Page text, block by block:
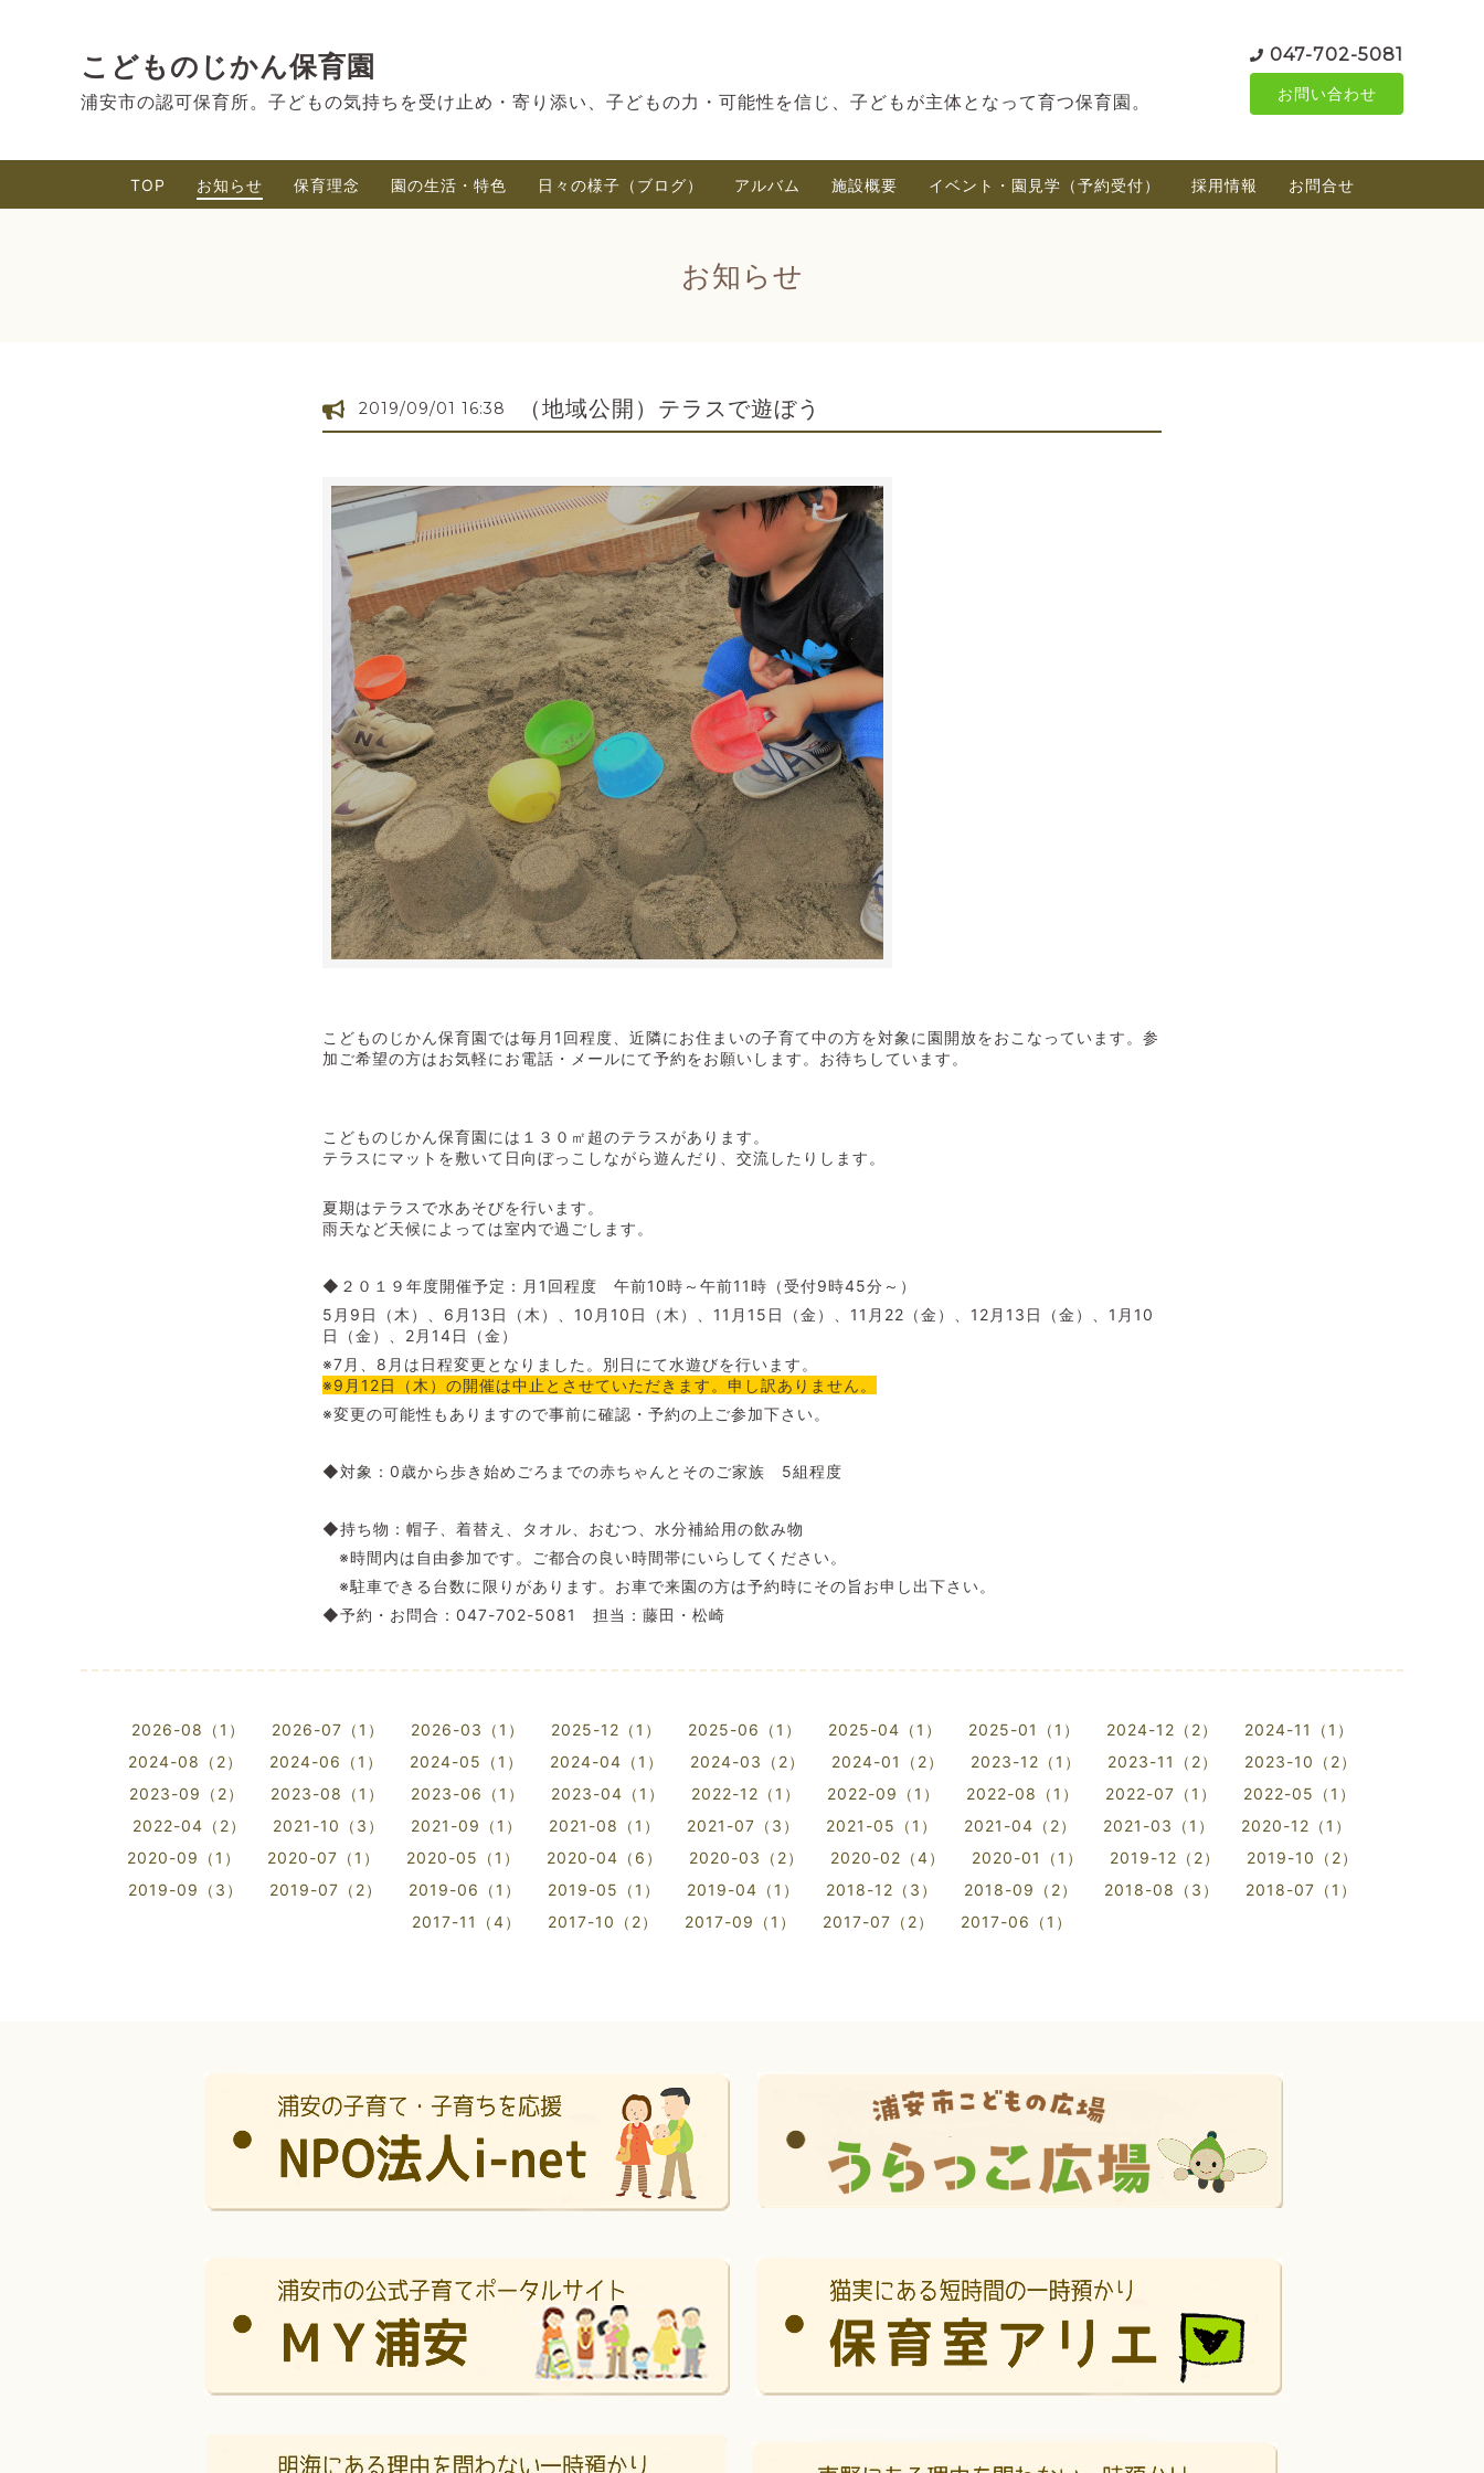
こどものじかん保育園
浦安市の認可保育所。子どもの気持ちを受け止め・寄り添い、子どもの力・可能性を信じ、子どもが主体となって育つ保育園。
047-702-5081
お問い合わせ
TOP お知らせ 保育理念 園の生活・特色 日々の様子（ブログ） アルバム 施設概要 イベント・園見学（予約受付） 採用情報 お問合せ
お知らせ
2019/09/01 16:38 （地域公開）テラスで遊ぼう
こどものじかん保育園では毎月1回程度、近隣にお住まいの子育て中の方を対象に園開放をおこなっています。参
加ご希望の方はお気軽にお電話・メールにて予約をお願いします。お待ちしています。
こどものじかん保育園には１３０㎡超のテラスがあります。
テラスにマットを敷いて日向ぼっこしながら遊んだり、交流したりします。
夏期はテラスで水あそびを行います。
雨天など天候によっては室内で過ごします。
◆２０１９年度開催予定：月1回程度 午前10時～午前11時（受付9時45分～）
5月9日（木）、6月13日（木）、 10月10日（木）、11月15日（金）、11月22（金）、12月13日（金）、1月10
日（金）、2月14日（金）
※7月、8月は日程変更となりました。別日にて水遊びを行います。
※9月12日（木）の開催は中止とさせていただきます。申し訳ありません。
※変更の可能性もありますので事前に確認・予約の上ご参加下さい。
◆対象：0歳から歩き始めごろまでの赤ちゃんとそのご家族 5組程度
◆持ち物：帽子、着替え、タオル、おむつ、水分補給用の飲み物
※時間内は自由参加です。ご都合の良い時間帯にいらしてください。
※駐車できる台数に限りがあります。お車で来園の方は予約時にその旨お申し出下さい。
◆予約・お問合：047-702-5081 担当：藤田・松崎
2026-08（1） 2026-07（1） 2026-03（1） 2025-12（1） 2025-06（1） 2025-04（1） 2025-01（1） 2024-12（2）
2024-11（1）
2024-08（2）
2024-06（1） 2024-05（1） 2024-04（1） 2024-03（2） 2024-01（2） 2023-12（1） 2023-11（2）
2023-10（2）
2023-09（2）
2023-08（1） 2023-06（1） 2023-04（1） 2022-12（1） 2022-09（1） 2022-08（1） 2022-07（1）
2022-05（1）
2022-04（2）
2021-10（3） 2021-09（1） 2021-08（1） 2021-07（3） 2021-05（1） 2021-04（2） 2021-03（1）
2020-12（1）
2020-09（1）
2020-07（1） 2020-05（1） 2020-04（6） 2020-03（2） 2020-02（4） 2020-01（1） 2019-12（2）
2019-10（2）
2019-09（3）
2019-07（2） 2019-06（1） 2019-05（1） 2019-04（1） 2018-12（3） 2018-09（2） 2018-08（3）
2018-07（1）
2017-11（4）
2017-10（2） 2017-09（1） 2017-07（2） 2017-06（1）